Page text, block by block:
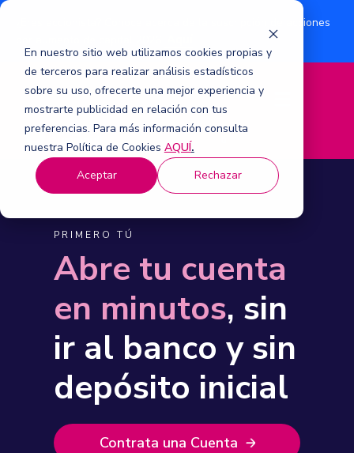
En nuestro sitio web utilizamos cookies propias y
de terceros para realizar análisis estadísticos
sobre su uso, ofrecerte una mejor experiencia y
mostrarte publicidad en relación con tus
preferencias. Para más información consulta
nuestra Política de Cookies AQUÍ.
Aceptar
Rechazar
¿Eres accionista? Conoce acerca de la suscripción de acciones
M
e
n
PRIMERO TÚ
Abre tu cuenta
en minutos, sin
ir al banco y sin
depósito inicial
Contrata una Cuenta